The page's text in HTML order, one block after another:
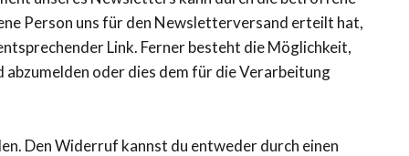
Person uns für den Newsletterversand erteilt hat,
Link. Ferner besteht die Möglichkeit,
oder dies dem für die Verarbeitung
Den Widerruf kannst du entweder durch einen